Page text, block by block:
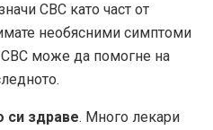
CBC като част от
необясними симптоми
може да помогне на
си здраве. Много лекари